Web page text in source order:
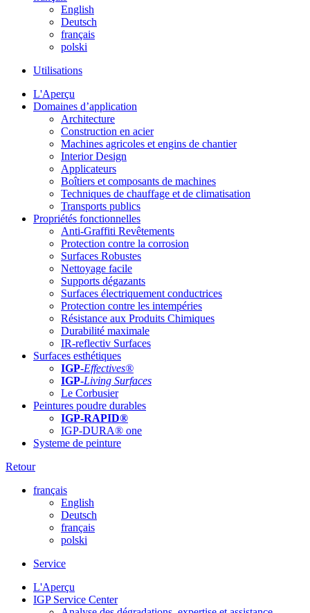
English
Deutsch
français
polski
Utilisations
L'Aperçu
Domaines d’application
Architecture
Construction en acier
Machines agricoles et engins de chantier
Interior Design
Applicateurs
Boîtiers et composants de machines
Techniques de chauffage et de climatisation
Transports publics
Propriétés fonctionnelles
Anti-Graffiti Revêtements
Protection contre la corrosion
Surfaces Robustes
Nettoyage facile
Supports dégazants
Surfaces électriquement conductrices
Protection contre les intempéries
Résistance aux Produits Chimiques
Durabilité maximale
IR-reflectiv Surfaces
Surfaces esthétiques
IGP-Effectives®
IGP-Living Surfaces
Le Corbusier
Peintures poudre durables
IGP-RAPID®
IGP-DURA® one
Systeme de peinture
Retour
français
English
Deutsch
français
polski
Service
L'Aperçu
IGP Service Center